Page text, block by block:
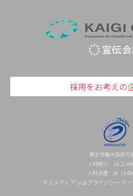
採用をお考えの
厚生労働大臣許可
人材紹介 13-ユ-
人材派遣 派 13-
マスメディアンはプライバシーマー